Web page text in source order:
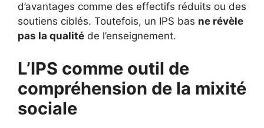
d’avantages comme des effectifs réduits ou des
soutiens ciblés. Toutefois, un IPS bas ne révèle
pas la qualité de l’enseignement.
L’IPS comme outil de
compréhension de la mixité
sociale